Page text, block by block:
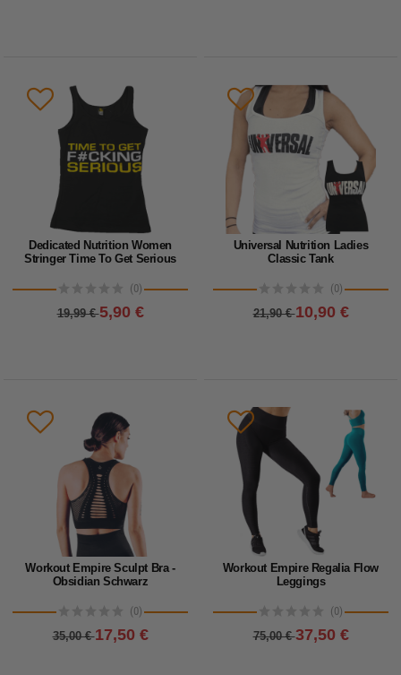
Dedicated Nutrition Women
Stringer Time To Get Serious
(0)
19,99 €5,90 €
Universal Nutrition Ladies
Classic Tank
(0)
21,90 €10,90 €
Workout Empire Sculpt Bra -
Obsidian Schwarz
(0)
35,00 €17,50 €
Workout Empire Regalia Flow
Leggings
(0)
75,00 €37,50 €